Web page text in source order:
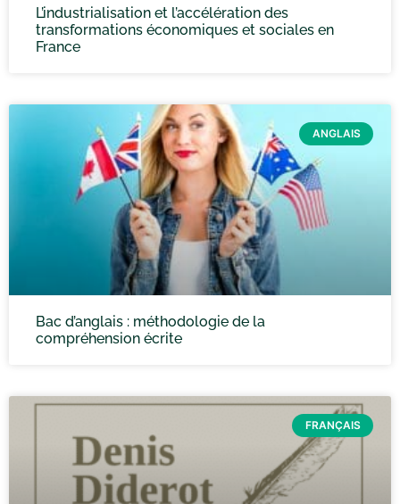
L’industrialisation et l’accélération des
transformations économiques et sociales en
France
ANGLAIS
Bac d’anglais : méthodologie de la
compréhension écrite
FRANÇAIS